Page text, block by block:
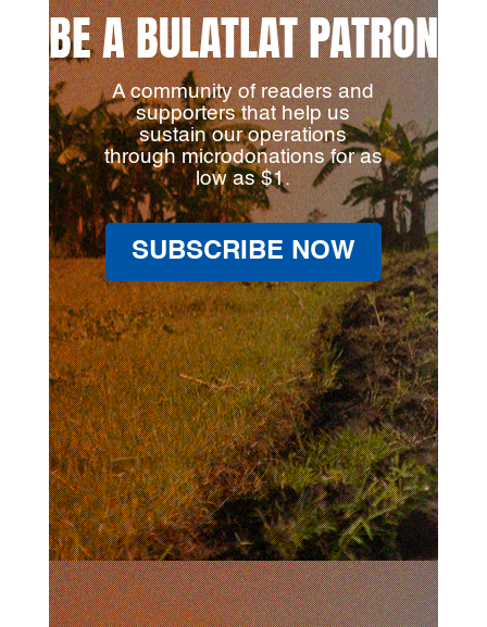
BE A BULATLAT PATRON
A community of readers and
supporters that help us
sustain our operations
through microdonations for as
low as $1.
SUBSCRIBE NOW